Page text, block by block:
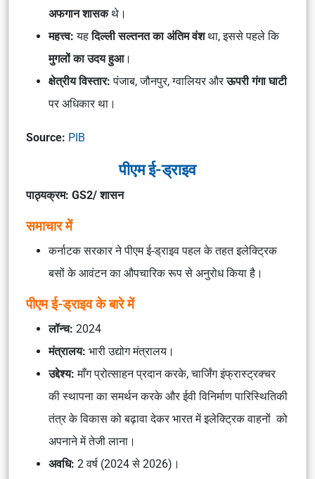
अफगान शासकथे।
महत्त्व: यहदिल्ली सल्तनत का अंतिम वंशथा, इससे पहले कि
मुगलों का उदय हुआ।
क्षेत्रीय विस्तार: पंजाब, जौनपुर, ग्वालियर औरऊपरी गंगा घाटी
पर अधिकार था।
Source: PIB
पीएम ई-ड्राइव
पाठ्यक्रम: GS2/ शासन
समाचार में
कर्नाटक सरकार ने पीएम ई-ड्राइव पहल के तहत इलेक्ट्रिक
बसों के आवंटन का औपचारिक रूप से अनुरोध किया है।
पीएम ई-ड्राइव के बारे में
लॉन्च: 2024
मंत्रालय: भारी उद्योग मंत्रालय।
उद्देश्य: माँग प्रोत्साहन प्रदान करके, चार्जिंग इंफ्रास्ट्रक्चर
की स्थापना का समर्थन करके और ईवी विनिर्माण पारिस्थितिकी
तंत्र के विकास को बढ़ावा देकर भारत में इलेक्ट्रिक वाहनों को
अपनाने में तेजी लाना।
अवधि: 2 वर्ष (2024 से 2026)।